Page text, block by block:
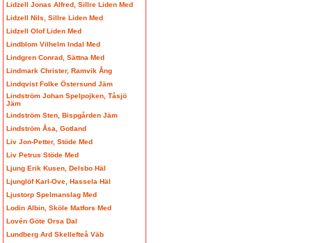
Lidzell Jonas Alfred, Sillre Liden Med
Lidzell Nils, Sillre Liden Med
Lidzell Olof Liden Med
Lindblom Vilhelm Indal Med
Lindgren Conrad, Sättna Med
Lindmark Christer, Ramvik Ång
Lindqvist Folke Östersund Jäm
Lindström Johan Spelpojken, Tåsjö
Jäm
Lindström Sten, Bispgården Jäm
Lindström Åsa, Gotland
Liv Jon-Petter, Stöde Med
Liv Petrus Stöde Med
Ljung Erik Kusen, Delsbo Häl
Ljunglöf Karl-Ove, Hassela Häl
Ljustorp Spelmanslag Med
Lodin Albin, Sköle Matfors Med
Lovén Göte Orsa Dal
Lundberg Ard Skellefteå Väb